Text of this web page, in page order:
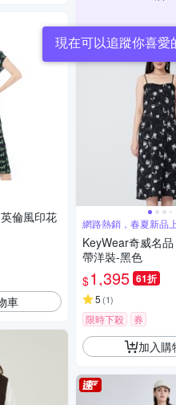
車
現在可以追蹤你喜愛
網路熱銷，春夏新品
KeyWear奇威名品 浪漫優雅吊
帶洋裝-黑色
$1,395 61折
5 (1)
限時下殺 券
加入購